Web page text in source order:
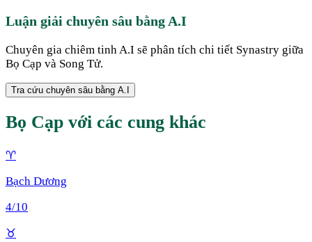
Luận giải chuyên sâu bằng A.I
Chuyên gia chiêm tinh A.I sẽ phân tích chi tiết Synastry giữa
Bọ Cạp và Song Tử.
Tra cứu chuyên sâu bằng A.I
Bọ Cạp với các cung khác
♈
Bạch Dương
4/10
♉